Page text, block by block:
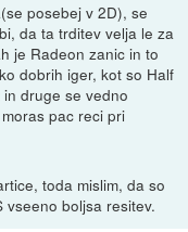
posebej v 2D), se
da ta trditev velja le za
je Radeon zanic in to
dobrih iger, kot so Half
druge se vedno
pac reci pri
toda mislim, da so
vseeno boljsa resitev.